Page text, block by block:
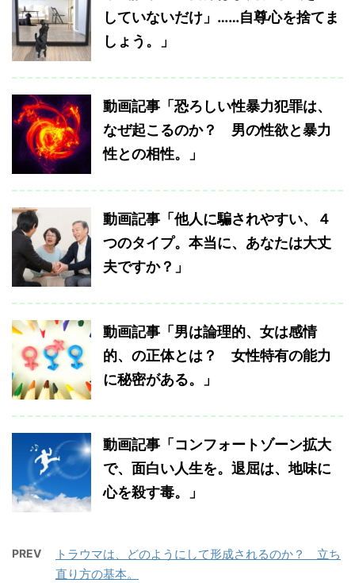
していないだけ」……自尊心を捨てま
しょう。」
動画記事「恐ろしい性暴力犯罪は、
なぜ起こるのか？ 男の性欲と暴力
性との相性。」
動画記事「他人に騙されやすい、４
つのタイプ。本当に、あなたは大丈
夫ですか？」
動画記事「男は論理的、女は感情
的、の正体とは？ 女性特有の能力
に秘密がある。」
動画記事「コンフォートゾーン拡大
で、面白い人生を。退屈は、地味に
心を殺す毒。」
PREV
トラウマは、どのようにして形成されるのか？ 立ち
直り方の基本。